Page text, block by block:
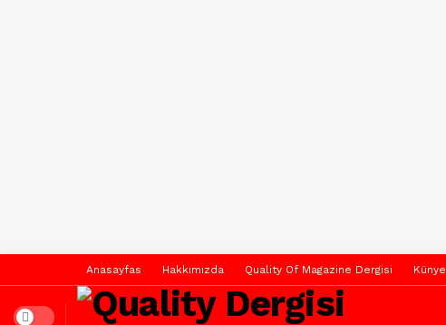
Anasayfas Hakkımızda Quality Of Magazine Dergisi Künye
Dark mode